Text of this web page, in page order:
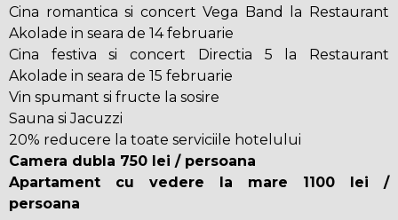
Cina romantica si concert Vega Band la Restaurant
Akolade in seara de 14 februarie
Cina festiva si concert Directia 5 la Restaurant
Akolade in seara de 15 februarie
Vin spumant si fructe la sosire
Sauna si Jacuzzi
20% reducere la toate serviciile hotelului
Camera dubla 750 lei / persoana
Apartament cu vedere la mare 1100 lei /
persoana